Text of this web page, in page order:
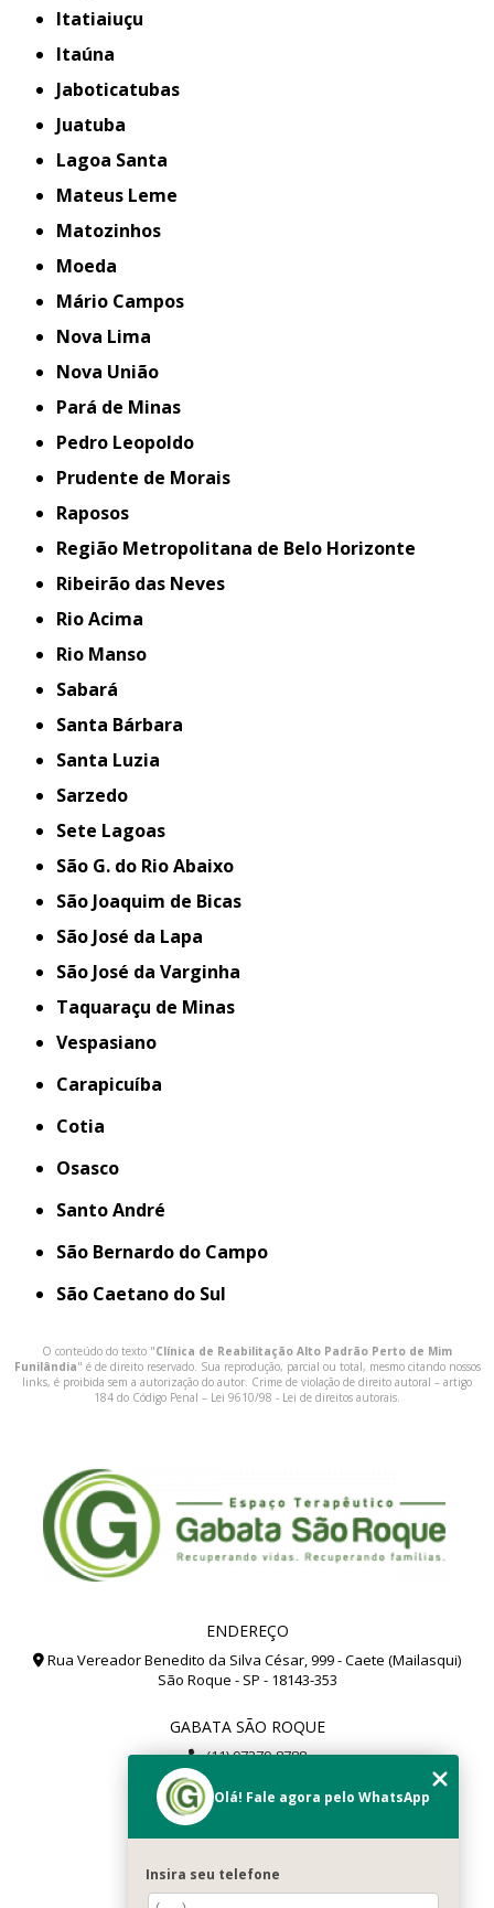
Itatiaiuçu
Itaúna
Jaboticatubas
Juatuba
Lagoa Santa
Mateus Leme
Matozinhos
Moeda
Mário Campos
Nova Lima
Nova União
Pará de Minas
Pedro Leopoldo
Prudente de Morais
Raposos
Região Metropolitana de Belo Horizonte
Ribeirão das Neves
Rio Acima
Rio Manso
Sabará
Santa Bárbara
Santa Luzia
Sarzedo
Sete Lagoas
São G. do Rio Abaixo
São Joaquim de Bicas
São José da Lapa
São José da Varginha
Taquaraçu de Minas
Vespasiano
Carapicuíba
Cotia
Osasco
Santo André
São Bernardo do Campo
São Caetano do Sul
O conteúdo do texto "Clínica de Reabilitação Alto Padrão Perto de Mim
Funilândia" é de direito reservado. Sua reprodução, parcial ou total, mesmo citando nossos
links, é proibida sem a autorização do autor. Crime de violação de direito autoral – artigo
184 do Código Penal – Lei 9610/98 - Lei de direitos autorais.
ENDEREÇO
Rua Vereador Benedito da Silva César, 999 - Caete (Mailasqui)
São Roque - SP - 18143-353
GABATA SÃO ROQUE
(11) 97279-8788
(11) 99112-8504
gabata@gabata.com.br
Home
Olá! Fale agora pelo WhatsApp
Insira seu telefone